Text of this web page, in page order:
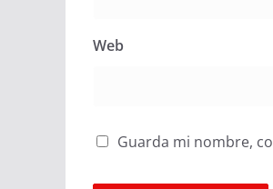
Web
Guarda mi nombre,